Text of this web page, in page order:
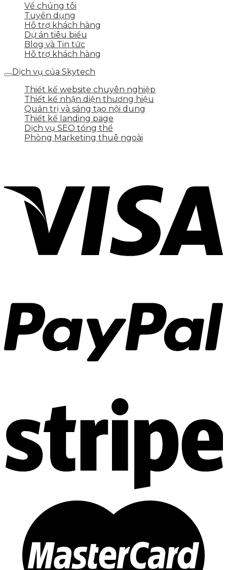
Về chúng tôi
Tuyển dụng
Hỗ trợ khách hàng
Dự án tiêu biểu
Blog và Tin tức
Hỗ trợ khách hàng
Dịch vụ của Skytech
Thiết kế website chuyên nghiệp
Thiết kế nhận diện thương hiệu
Quản trị và sáng tạo nội dung
Thiết kế landing page
Dịch vụ SEO tổng thể
Phòng Marketing thuê ngoài